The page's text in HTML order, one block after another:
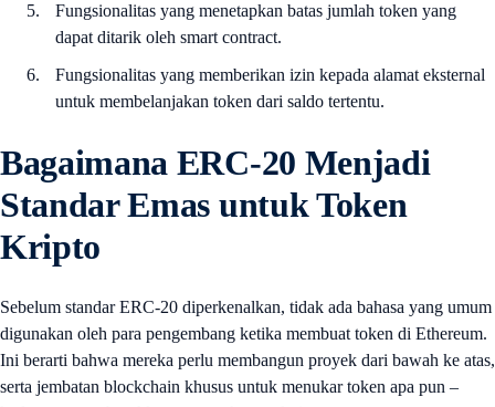
Fungsionalitas yang menetapkan batas jumlah token yang
dapat ditarik oleh smart contract.
Fungsionalitas yang memberikan izin kepada alamat eksternal
untuk membelanjakan token dari saldo tertentu.
Bagaimana ERC-20 Menjadi
Standar Emas untuk Token
Kripto
Sebelum standar ERC-20 diperkenalkan, tidak ada bahasa yang umum
digunakan oleh para pengembang ketika membuat token di Ethereum.
Ini berarti bahwa mereka perlu membangun proyek dari bawah ke atas,
serta jembatan blockchain khusus untuk menukar token apa pun –